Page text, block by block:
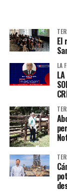
El
LA